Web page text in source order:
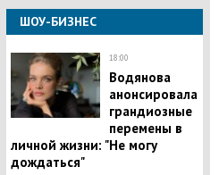
ШОУ-БИЗНЕС
18:00
Водянова
анонсировала
грандиозные
перемены в
личной жизни: "Не могу
дождаться"